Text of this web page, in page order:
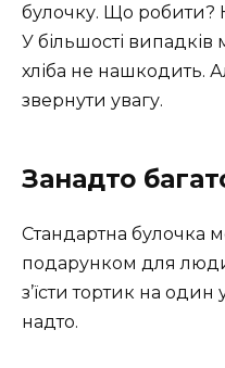
булочку. Що робити?
У більшості
хліба не нашкодить.
звернути увагу.
Занадто
Стандартна булочка
подарунком для
з’їсти тортик на
надто.